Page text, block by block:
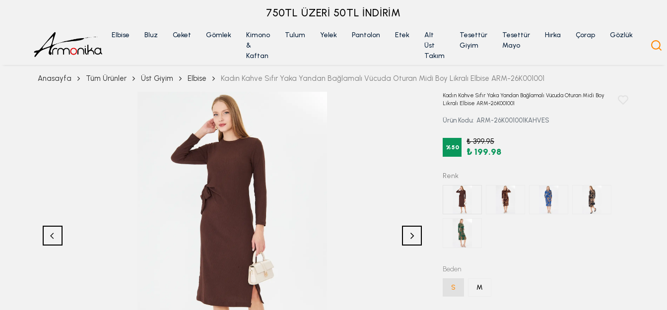
ÜYELİKSİZ SİPARİŞ İADE TALEBİ İÇİN TIKLA
Elbise Bluz Ceket Gömlek
Kimono
&
Kaftan
Tulum Yelek Pantolon Etek
Alt
Üst
Takım
Tesettür
Giyim
Tesettür
Mayo
Hırka Çorap Gözlük
Anasayfa Tüm Ürünler Üst Giyim Elbise Kadın Kahve Sıfır Yaka Yandan Bağlamalı Vücuda Oturan Midi Boy Likralı Elbise ARM-26K001001
Kadın Kahve Sıfır Yaka Yandan Bağlamalı Vücuda Oturan Midi Boy
Likralı Elbise ARM-26K001001
Ürün Kodu: ARM-26K001001KAHVES
%50
₺ 399.95
₺ 199.98
Renk
Beden
S M